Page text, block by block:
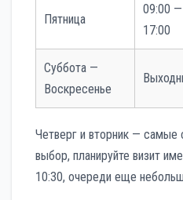
Пятница
09:00 —
17:00
Суббота —
Воскресенье
Четверг и вторник — самые
выбор, планируйте визит
10:30, очереди еще